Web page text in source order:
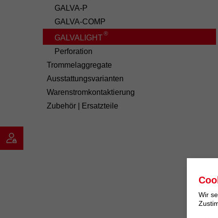
GALVA-P
GALVA-COMP
GALVALIGHT
®
Perforation
Trommelaggregate
Ausstattungsvarianten
Warenstromkontaktierung
Zubehör | Ersatzteile
Wir